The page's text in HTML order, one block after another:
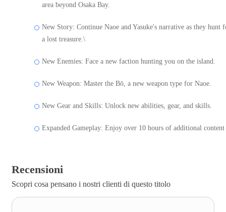
area beyond Osaka Bay.
New Story: Continue Naoe and Yasuke's narrative as they hunt
a lost treasure.\
New Enemies: Face a new faction hunting you on the island.
New Weapon: Master the Bō, a new weapon type for Naoe.
New Gear and Skills: Unlock new abilities, gear, and skills.
Expanded Gameplay: Enjoy over 10 hours of additional content
Recensioni
Scopri cosa pensano i nostri clienti di questo titolo